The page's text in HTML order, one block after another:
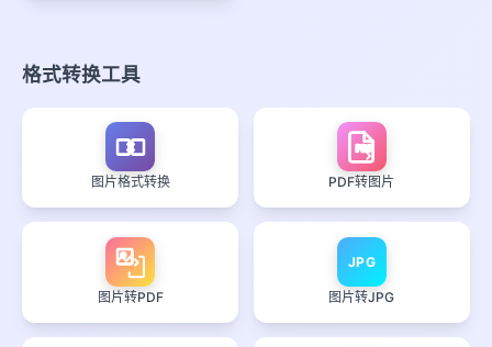
格式转换工具
图片格式转换
PDF
PDF转图片
图片转PDF
JPG
图片转JPG